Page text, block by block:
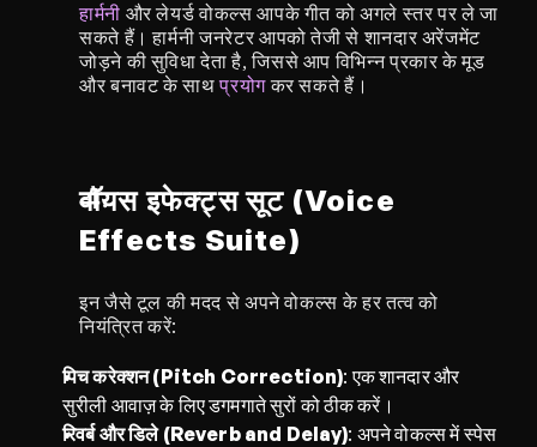
हार्मनी और लेयर्ड वोकल्स आपके गीत को अगले स्तर पर ले जा
सकते हैं। हार्मनी जनरेटर आपको तेजी से शानदार अरेंजमेंट
जोड़ने की सुविधा देता है, जिससे आप विभिन्न प्रकार के मूड
और बनावट के साथ प्रयोग कर सकते हैं।
वॉयस इफेक्ट्स सूट (Voice
Effects Suite)
इन जैसे टूल की मदद से अपने वोकल्स के हर तत्व को
नियंत्रित करें:
पिच करेक्शन (Pitch Correction): एक शानदार और
सुरीली आवाज़ के लिए डगमगाते सुरों को ठीक करें।
रिवर्ब और डिले (Reverb and Delay): अपने वोकल्स में स्पेस